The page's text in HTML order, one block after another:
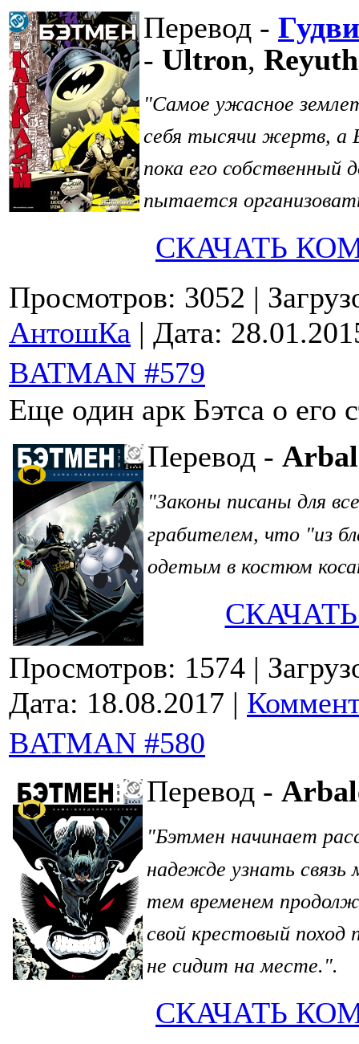
Перевод -
- Ultron, Reyuth
"Самое ужасное
себя тысячи жертв, а
пока его собственный
пытается
СКАЧАТЬ
Просмотров: 3052 |
АнтошКа | Дата:
BATMAN #579
Еще один арк Бэтса о его
Перевод -
"Законы писаны для
грабителем, что "из
одетым в костюм
Просмотров: 1574 |
Дата: 18.08.2017 |
BATMAN #580
Перевод -
"Бэтмен начинает
надежде узнать
тем временем
свой крестовый
не сидит на месте.".
СКАЧАТЬ